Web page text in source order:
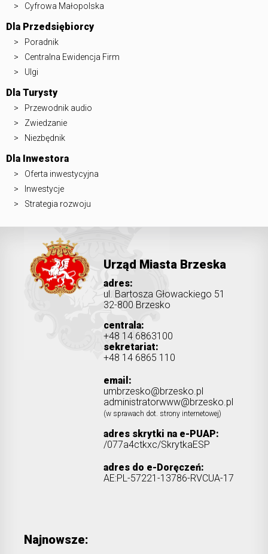
Cyfrowa Małopolska
Dla Przedsiębiorcy
Poradnik
Centralna Ewidencja Firm
Ulgi
Dla Turysty
Przewodnik audio
Zwiedzanie
Niezbędnik
Dla Inwestora
Oferta inwestycyjna
Inwestycje
Strategia rozwoju
Najnowsze:
Urząd Miasta Brzeska
adres:
ul. Bartosza Głowackiego 51
32-800 Brzesko
centrala:
+48 14 6863100
sekretariat:
+48 14 6865 110
email:
umbrzesko@brzesko.pl
administratorwww@brzesko.pl
(w sprawach dot. strony internetowej)
adres skrytki na e-PUAP:
/077a4ctkxc/SkrytkaESP
adres do e-Doręczeń:
AE:PL-57221-13786-RVCUA-17